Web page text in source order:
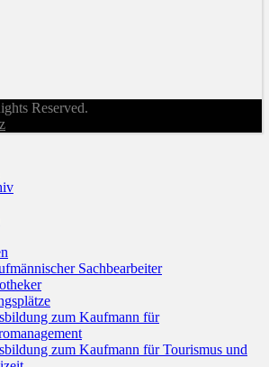
Reserved.
Sachbearbeiter
zum Kaufmann für
zum Kaufmann für Tourismus und